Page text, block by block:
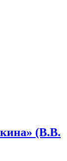
(В.В.